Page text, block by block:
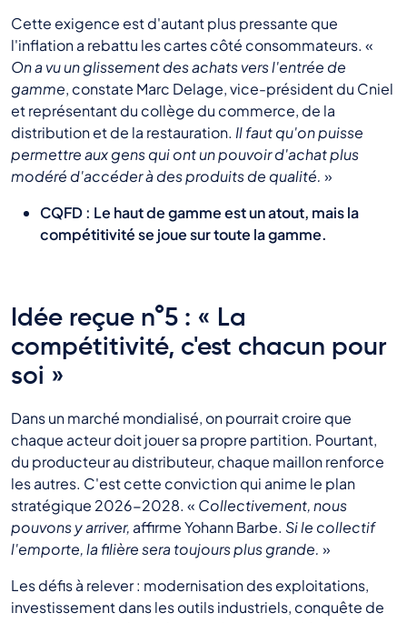
Cette exigence est d'autant plus pressante que
l'inflation a rebattu les cartes côté consommateurs. «
On a vu un glissement des achats vers l'entrée de
gamme, constate Marc Delage, vice-président du Cniel
et représentant du collège du commerce, de la
distribution et de la restauration. Il faut qu'on puisse
permettre aux gens qui ont un pouvoir d'achat plus
modéré d'accéder à des produits de qualité. »
CQFD : Le haut de gamme est un atout, mais la
compétitivité se joue sur toute la gamme.
Idée reçue n°5 : « La
compétitivité, c'est chacun pour
soi »
Dans un marché mondialisé, on pourrait croire que
chaque acteur doit jouer sa propre partition. Pourtant,
du producteur au distributeur, chaque maillon renforce
les autres. C'est cette conviction qui anime le plan
stratégique 2026-2028. « Collectivement, nous
pouvons y arriver, affirme Yohann Barbe. Si le collectif
l'emporte, la filière sera toujours plus grande. »
Les défis à relever : modernisation des exploitations,
investissement dans les outils industriels, conquête de